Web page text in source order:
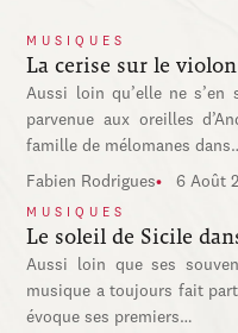
MUSIQUES
La cerise sur le violon
Aussi loin qu’elle ne s’en
parvenue aux oreilles
famille de mélomanes
Fabien Rodrigues 6 Août
MUSIQUES
Le soleil de Sicile
Aussi loin que ses
musique a toujours fait
évoque ses premiers…